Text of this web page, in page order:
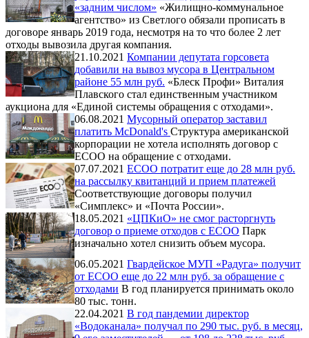
«задним числом» «Жилищно-коммунальное
агентство» из Светлого обязали прописать в
договоре январь 2019 года, несмотря на то что более 2 лет
отходы вывозила другая компания.
21.10.2021 Компании депутата горсовета
добавили на вывоз мусора в Центральном
районе 55 млн руб. «Блеск Профи» Виталия
Плавского стал единственным участником
аукциона для «Единой системы обращения с отходами».
06.08.2021 Мусорный оператор заставил
платить McDonald's Структура американской
корпорации не хотела исполнять договор с
ЕСОО на обращение с отходами.
07.07.2021 ЕСОО потратит еще до 28 млн руб.
на рассылку квитанций и прием платежей
Соответствующие договоры получил
«Симплекс» и «Почта России».
18.05.2021 «ЦПКиО» не смог расторгнуть
договор о приеме отходов с ЕСОО Парк
изначально хотел снизить объем мусора.
06.05.2021 Гвардейское МУП «Радуга» получит
от ЕСОО еще до 22 млн руб. за обращение с
отходами В год планируется принимать около
80 тыс. тонн.
22.04.2021 В год пандемии директор
«Водоканала» получал по 290 тыс. руб. в месяц,